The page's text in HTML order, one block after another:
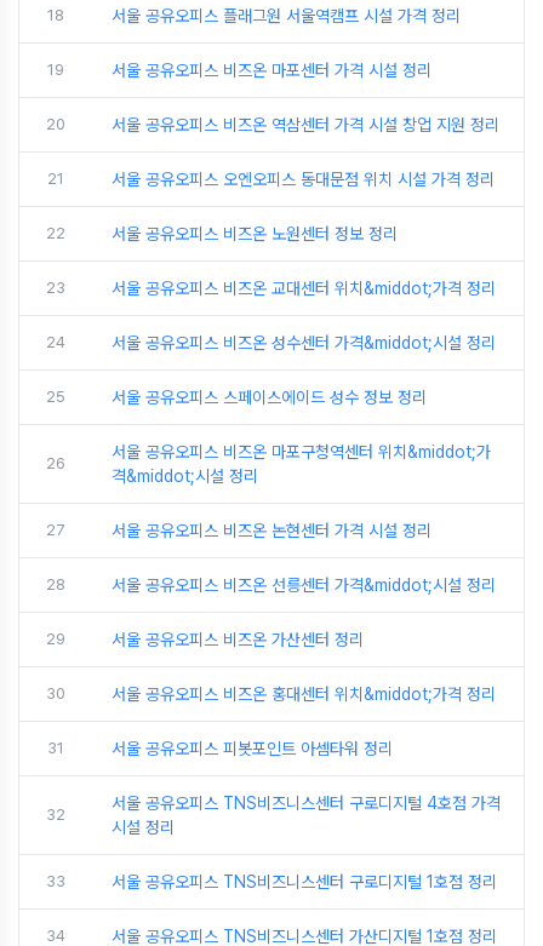
18 서울 공유오피스 플래그원 서울역캠프 시설 가격 정리
19 서울 공유오피스 비즈온 마포센터 가격 시설 정리
20 서울 공유오피스 비즈온 역삼센터 가격 시설 창업 지원 정리
21 서울 공유오피스 오엔오피스 동대문점 위치 시설 가격 정리
22 서울 공유오피스 비즈온 노원센터 정보 정리
23 서울 공유오피스 비즈온 교대센터 위치&middot;가격 정리
24 서울 공유오피스 비즈온 성수센터 가격&middot;시설 정리
25 서울 공유오피스 스페이스에이드 성수 정보 정리
26
서울 공유오피스 비즈온 마포구청역센터 위치&middot;가
격&middot;시설 정리
27 서울 공유오피스 비즈온 논현센터 가격 시설 정리
28 서울 공유오피스 비즈온 선릉센터 가격&middot;시설 정리
29 서울 공유오피스 비즈온 가산센터 정리
30 서울 공유오피스 비즈온 홍대센터 위치&middot;가격 정리
31 서울 공유오피스 피봇포인트 아셈타워 정리
32
서울 공유오피스 TNS비즈니스센터 구로디지털 4호점 가격
시설 정리
33 서울 공유오피스 TNS비즈니스센터 구로디지털 1호점 정리
34 서울 공유오피스 TNS비즈니스센터 가산디지털 1호점 정리